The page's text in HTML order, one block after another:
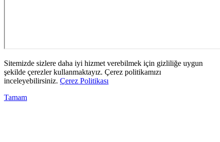
Sitemizde sizlere daha iyi hizmet verebilmek için gizliliğe uygun
şekilde çerezler kullanmaktayız. Çerez politikamızı
inceleyebilirsiniz. Çerez Politikası
Tamam